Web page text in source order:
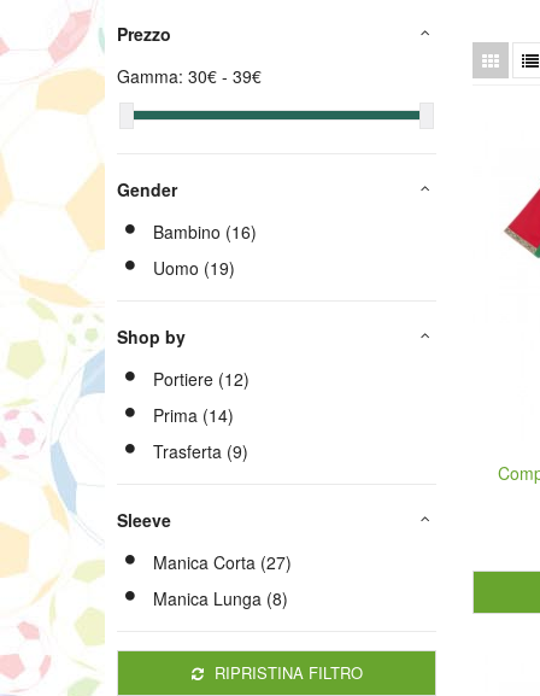
Prezzo
Gamma: 30€ - 39€
Gender
Bambino (16)
Uomo (19)
Shop by
Portiere (12)
Prima (14)
Trasferta (9)
Sleeve
Manica Corta (27)
Manica Lunga (8)
RIPRISTINA FILTRO